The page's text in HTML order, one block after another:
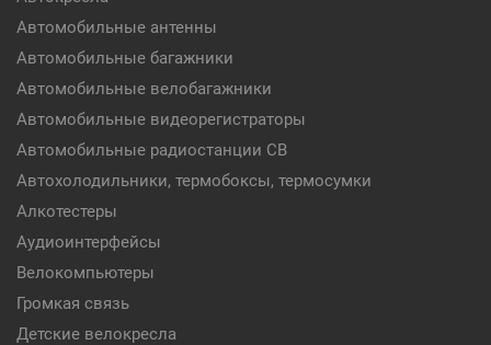
Автомобильные антенны
Автомобильные багажники
Автомобильные велобагажники
Автомобильные видеорегистраторы
Автомобильные радиостанции CB
Автохолодильники, термобоксы, термосумки
Алкотестеры
Аудиоинтерфейсы
Велокомпьютеры
Громкая связь
Детские велокресла